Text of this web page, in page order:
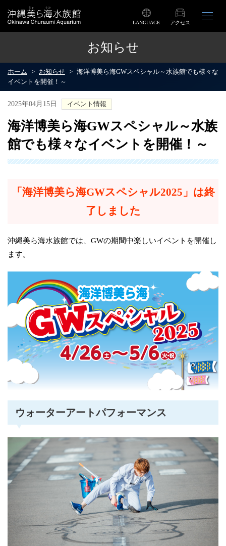
LANGUAGE アクセス
お知らせ
ホーム お知らせ
海洋博美ら海GWスペシャル～水族館でも様々な
イベントを開催！～
2025年04月15日 イベント情報
海洋博美ら海GWスペシャル～水族
館でも様々なイベントを開催！～
「海洋博美ら海GWスペシャル2025」は終
了しました
沖縄美ら海水族館では、GWの期間中楽しいイベントを開催し
ます。
ウォーターアートパフォーマンス